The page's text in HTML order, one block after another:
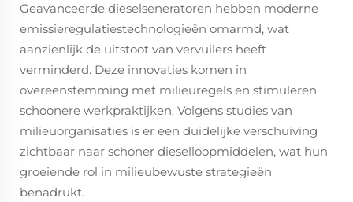
Geavanceerde dieselseneratoren hebben moderne
emissieregulatiestechnologieën omarmd, wat
aanzienlijk de uitstoot van vervuilers heeft
verminderd. Deze innovaties komen in
overeenstemming met milieuregels en stimuleren
schoonere werkpraktijken. Volgens studies van
milieuorganisaties is er een duidelijke verschuiving
zichtbaar naar schoner dieselloopmiddelen, wat hun
groeiende rol in milieubewuste strategieën
benadrukt.